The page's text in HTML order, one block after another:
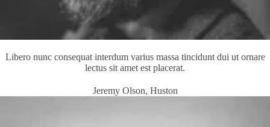
Libero nunc consequat interdum varius massa tincidunt dui ut ornare
lectus sit amet est placerat.
Jeremy Olson, Huston